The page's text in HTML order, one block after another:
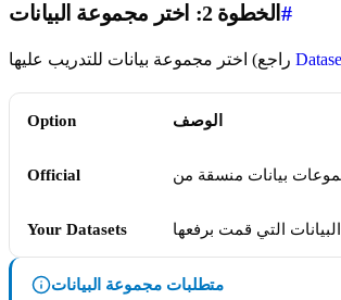
الخطوة 2: اختر مجموعة البيانات#
Option الوصف
Official
Your Datasets التي قمت برفعها
متطلبات مجموعة البيانات